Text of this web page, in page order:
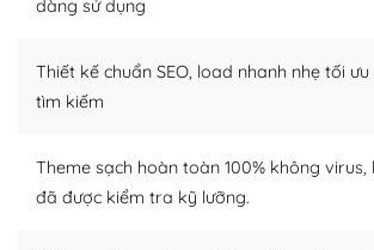
– Sở hữu một cộng đồng lớn, sẵn sàng
khổng lồ được kiểm duyệt bởi các nhân
người cuồng tín WordPress.
dàng sử dụng
Thiết kế chuẩn SEO, load nhanh nhẹ tối
tìm kiếm
Theme sạch hoàn toàn 100% không
đã được kiểm tra kỹ lưỡng.